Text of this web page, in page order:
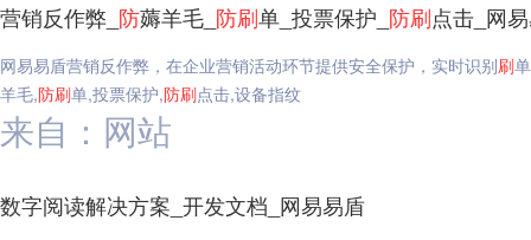
营销反作弊_ 防薅羊毛_ 防刷单_投票保护_ 防刷点击_网
网易易盾营销反作弊，在企业营销活动环节提供安全保护，实时识别刷
羊毛,防刷单,投票保护,防刷点击,设备指纹
来自：网站
数字阅读解决方案_开发文档_网易易盾